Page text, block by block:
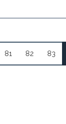
81 82 83